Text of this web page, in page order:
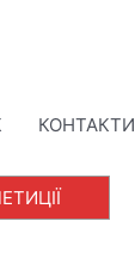
КОНТАКТИ